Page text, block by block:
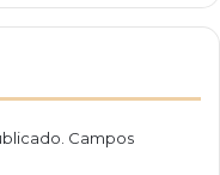
Campos